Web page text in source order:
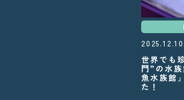
2025.12.10
世界でも
門”の水
魚水族館
た！